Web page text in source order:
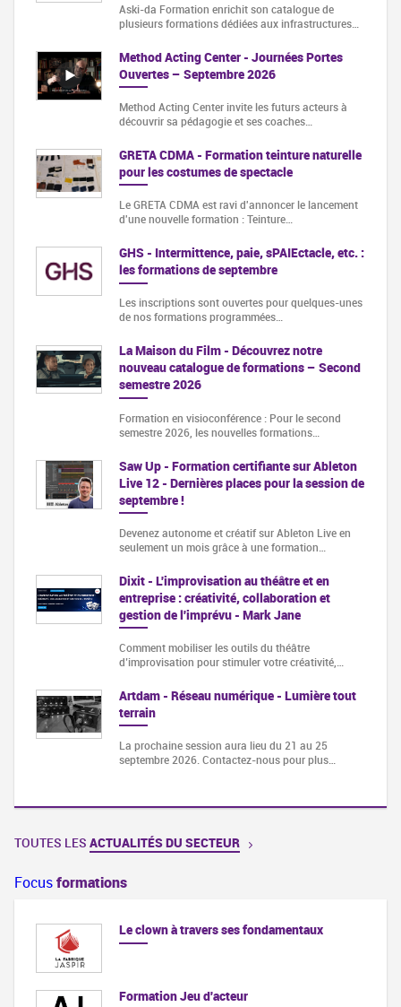
Aski-da Formation enrichit son catalogue de
plusieurs formations dédiées aux infrastructures…
Method Acting Center - Journées Portes
Ouvertes – Septembre 2026
Method Acting Center invite les futurs acteurs à
découvrir sa pédagogie et ses coaches…
GRETA CDMA - Formation teinture naturelle
pour les costumes de spectacle
Le GRETA CDMA est ravi d'annoncer le lancement
d'une nouvelle formation : Teinture…
GHS - Intermittence, paie, sPAIEctacle, etc. :
les formations de septembre
Les inscriptions sont ouvertes pour quelques-unes
de nos formations programmées…
La Maison du Film - Découvrez notre
nouveau catalogue de formations – Second
semestre 2026
Formation en visioconférence : Pour le second
semestre 2026, les nouvelles formations…
Saw Up - Formation certifiante sur Ableton
Live 12 - Dernières places pour la session de
septembre !
Devenez autonome et créatif sur Ableton Live en
seulement un mois grâce à une formation…
Dixit - L'improvisation au théâtre et en
entreprise : créativité, collaboration et
gestion de l'imprévu - Mark Jane
Comment mobiliser les outils du théâtre
d’improvisation pour stimuler votre créativité,…
Artdam - Réseau numérique - Lumière tout
terrain
La prochaine session aura lieu du 21 au 25
septembre 2026. Contactez-nous pour plus…
TOUTES LES ACTUALITÉS DU SECTEUR
Focusformations
Le clown à travers ses fondamentaux
Formation Jeu d'acteur